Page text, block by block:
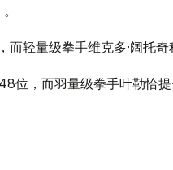
轻量级拳手维克多·阔托奇
位，而羽量级拳手叶勒恰